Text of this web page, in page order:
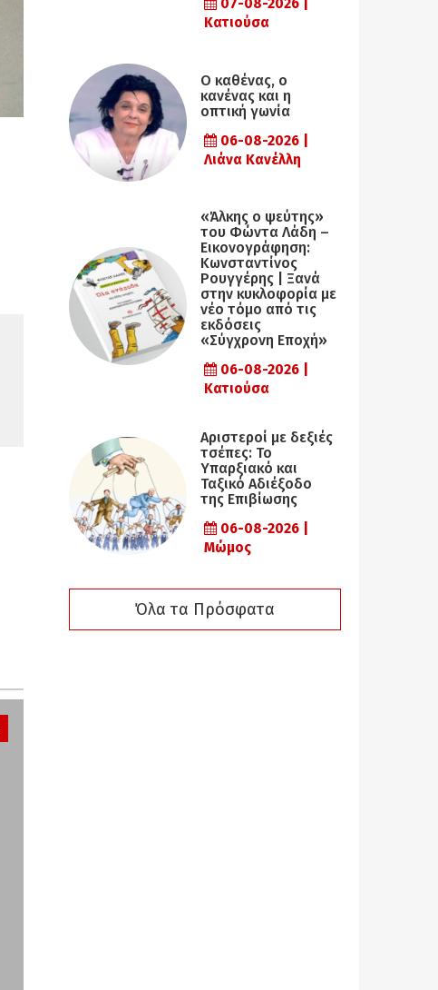
07-08-2026 |
Κατιούσα
Ο καθένας, ο
κανένας και η
οπτική γωνία
06-08-2026 |
Λιάνα Κανέλλη
«Άλκης ο ψεύτης»
του Φώντα Λάδη –
Εικονογράφηση:
Κωνσταντίνος
Ρουγγέρης | Ξανά
στην κυκλοφορία με
νέο τόμο από τις
εκδόσεις
«Σύγχρονη Εποχή»
06-08-2026 |
Κατιούσα
Αριστεροί με δεξιές
τσέπες: Το
Υπαρξιακό και
Ταξικό Αδιέξοδο
της Επιβίωσης
06-08-2026 |
Μώμος
Όλα τα Πρόσφατα